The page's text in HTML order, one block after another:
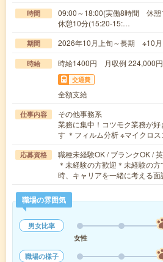
時間
09:00～18:00(実働8時間 休憩
休憩10分(15:20-15:…
期間 2026年10月上旬～長期 ※10月
時給 時給1400円 月収例 224,000円
交通費
全額支給
仕事内容
その他事務系
業務に集中！コツモク業務が
す ＊フィルム分析 ※マイクロ
応募資格
職種未経験OK / ブランクOK /
＊未経験の方歓迎＊未経験の
時、キャリアを一緒に考える
職場の雰囲気
男女比率
女性
職場の様子